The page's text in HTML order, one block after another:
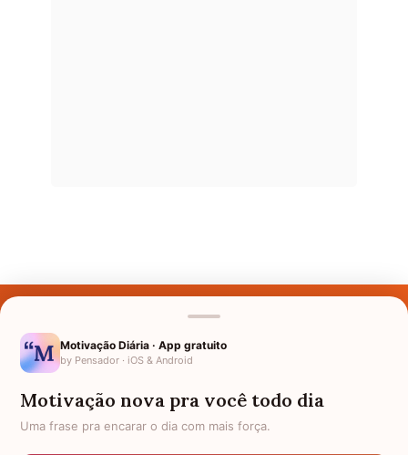
Nomes pelo Mundo
Motivação Diária · App gratuito
by Pensador · iOS & Android
Motivação nova pra você todo dia
Uma frase pra encarar o dia com mais força.